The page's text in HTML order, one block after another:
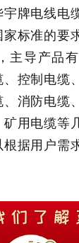
牌电线电
标准的要
主导产品
控制电缆
消防电缆
用电缆等
据用户需